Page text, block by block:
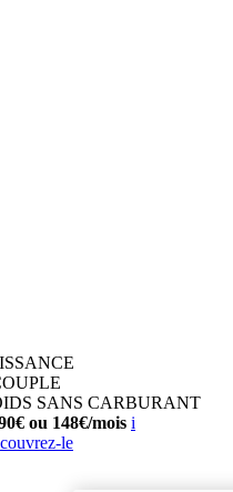
SANS CARBURANT
ou 148€/mois i
le